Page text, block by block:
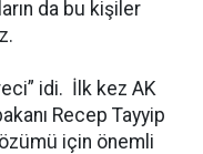
da bu kişiler
idi. İlk kez AK
Recep Tayyip
için önemli